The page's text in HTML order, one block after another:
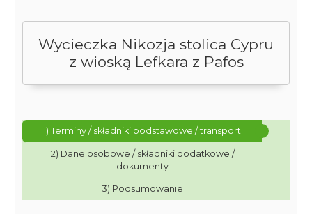
Wycieczka Nikozja stolica Cypru
z wioską Lefkara z Pafos
1) Terminy / składniki podstawowe / transport
2) Dane osobowe / składniki dodatkowe /
dokumenty
3) Podsumowanie